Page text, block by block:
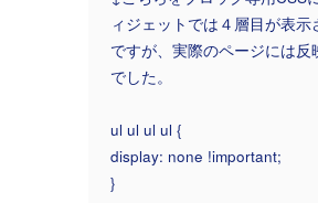
ィジェットでは４層目が表
ですが、実際のページには反
でした。
ul ul ul ul {
display: none !important;
}